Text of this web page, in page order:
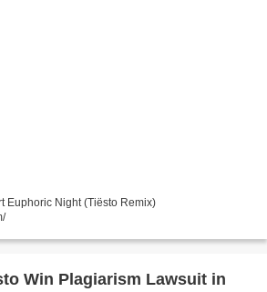
Euphoric Night (Tiësto Remix)
Win Plagiarism Lawsuit in